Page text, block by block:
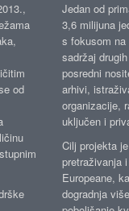
od
Jedan od
3,6 milijuna
s fokusom
sadržaj
posredni
arhivi,
organizacije,
uključen i
Cilj projekta
pretraživanja
Europeane,
dogradnja